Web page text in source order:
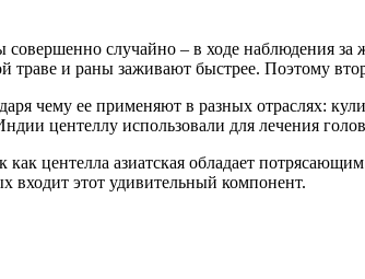
случайно – в ходе наблюдения
траве и раны заживают быстрее. Поэтому
чему ее применяют в разных отраслях:
центеллу использовали для лечения
центелла азиатская обладает
входит этот удивительный компонент.